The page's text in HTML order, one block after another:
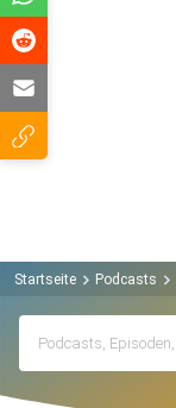
Startseite Podcasts